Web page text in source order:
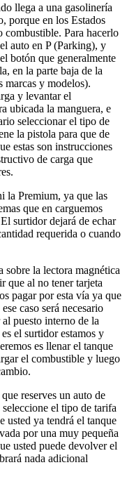
llega a una gasolinería
porque en los Estados
combustible. Para hacerlo
auto en P (Parking), y
botón que generalmente
en la parte baja de la
marcas y modelos).
y levantar el
ubicada la manguera, e
seleccionar el tipo de
la pistola para que de
estas son instrucciones
de carga que
la Premium, ya que las
que en carguemos
surtidor dejará de echar
requerida o cuando
sobre la lectora magnética
que al no tener tarjeta
pagar por esta vía ya que
caso será necesario
puesto interno de la
el surtidor estamos y
es llenar el tanque
el combustible y luego
reserves un auto de
seleccione el tipo de tarifa
usted ya tendrá el tanque
por una muy pequeña
usted puede devolver el
nada adicional